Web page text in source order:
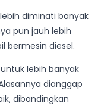
diminati banyak
pun jauh lebih
bermesin diesel.
lebih banyak
dianggap
dibandingkan